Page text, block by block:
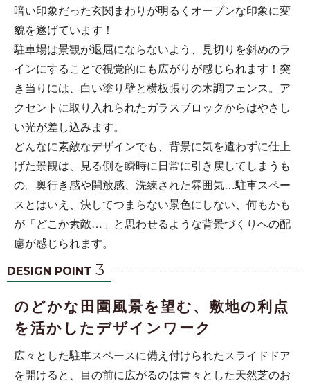
暗い印象だった玄関まわりが明るくオープンな印象に変
貌を遂げています！
駐車場は景観が退屈にならないよう、見切りを斜めのラ
インにすることで視覚的にも広がりが感じられます！突
き当りには、白い塗り壁と横板張りの木調フェンス。ア
クセントに取り入れられたガラスブロックからはやさし
い光が差し込みます。
どんなに素敵なデザインでも、背景に気を遣わずに仕上
げた景観は、見る側を瞬時に日常に引き戻してしまうも
の。奥行き感や開放感、洗練された雰囲気…駐車スペー
スとはいえ、決してつまらない景色にしない、何もかも
が「どこか素敵…」と思わせるような背景づくりへの配
慮が感じられます。
DESIGN POINT 3
のどかな田園風景を望む、敷地の利点
を活かしたデザインワーク
広々とした駐車スペースに備え付けられたスライドドア
を開けると、目の前に広がるのは青々とした天然芝のお